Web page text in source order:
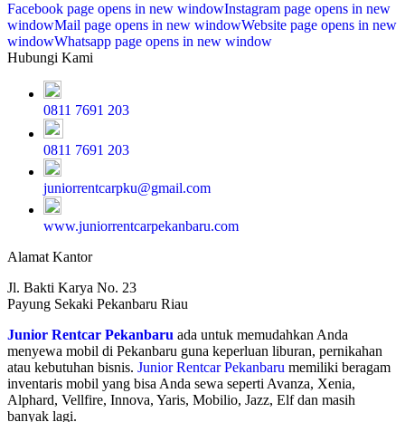
Facebook page opens in new windowInstagram page opens in new
windowMail page opens in new windowWebsite page opens in new
windowWhatsapp page opens in new window
Hubungi Kami
0811 7691 203
0811 7691 203
juniorrentcarpku@gmail.com
www.juniorrentcarpekanbaru.com
Alamat Kantor
Jl. Bakti Karya No. 23
Payung Sekaki Pekanbaru Riau
Junior Rentcar Pekanbaru ada untuk memudahkan Anda
menyewa mobil di Pekanbaru guna keperluan liburan, pernikahan
atau kebutuhan bisnis. Junior Rentcar Pekanbaru memiliki beragam
inventaris mobil yang bisa Anda sewa seperti Avanza, Xenia,
Alphard, Vellfire, Innova, Yaris, Mobilio, Jazz, Elf dan masih
banyak lagi.